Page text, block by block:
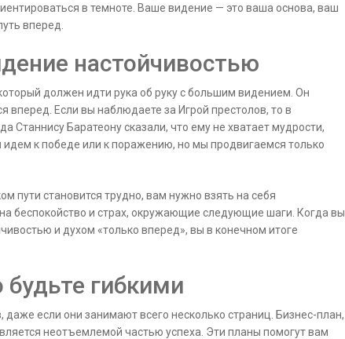
в темноте. Ваше видение — это ваша основа, ваш
вперед.
настойчивостью
должен идти рука об руку с большим видением. Он
вперед. Если вы наблюдаете за Игрой престолов, то в
Станнису Баратеону сказали, что ему не хватает мудрости,
идем к победе или к поражению, но мы продвигаемся только
пути становится трудно, вам нужно взять на себя
беспокойство и страх, окружающие следующие шаги. Когда вы
и духом «только вперед», вы в конечном итоге
будьте гибкими
если они занимают всего несколько страниц. Бизнес-план,
неотъемлемой частью успеха. Эти планы помогут вам